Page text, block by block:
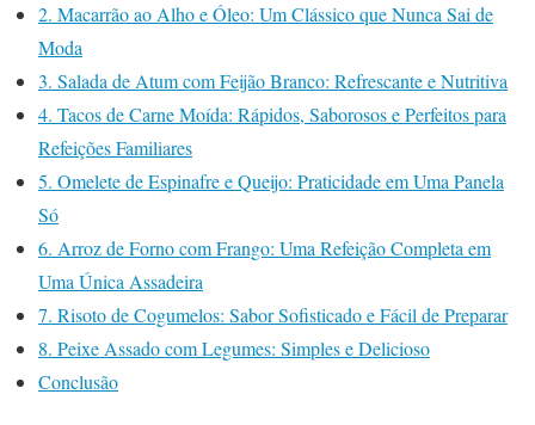
2. Macarrão ao Alho e Óleo: Um Clássico que Nunca Sai de
Moda
3. Salada de Atum com Feijão Branco: Refrescante e Nutritiva
4. Tacos de Carne Moída: Rápidos, Saborosos e Perfeitos para
Refeições Familiares
5. Omelete de Espinafre e Queijo: Praticidade em Uma Panela
Só
6. Arroz de Forno com Frango: Uma Refeição Completa em
Uma Única Assadeira
7. Risoto de Cogumelos: Sabor Sofisticado e Fácil de Preparar
8. Peixe Assado com Legumes: Simples e Delicioso
Conclusão